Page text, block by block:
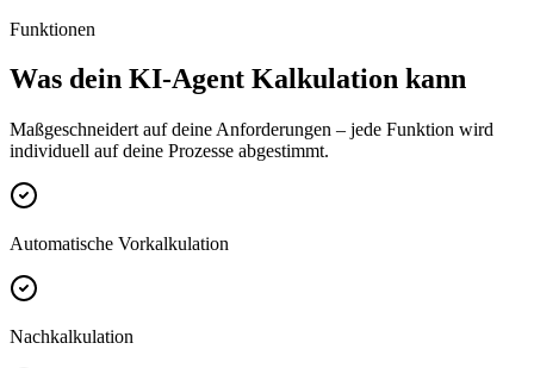
Funktionen
Was dein KI-Agent Kalkulation kann
Maßgeschneidert auf deine Anforderungen – jede Funktion wird
individuell auf deine Prozesse abgestimmt.
Automatische Vorkalkulation
Nachkalkulation